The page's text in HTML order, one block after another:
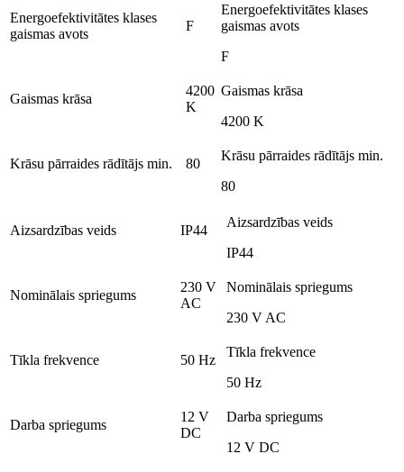
Energoefektivitātes klases
gaismas avots
F
Energoefektivitātes klases
gaismas avots
F
Gaismas krāsa
4200
K
Gaismas krāsa
4200 K
Krāsu pārraides rādītājs min. 80
Krāsu pārraides rādītājs min.
80
Aizsardzības veids IP44
Aizsardzības veids
IP44
Nominālais spriegums
230 V
AC
Nominālais spriegums
230 V AC
Tīkla frekvence 50 Hz
Tīkla frekvence
50 Hz
Darba spriegums
12 V
DC
Darba spriegums
12 V DC